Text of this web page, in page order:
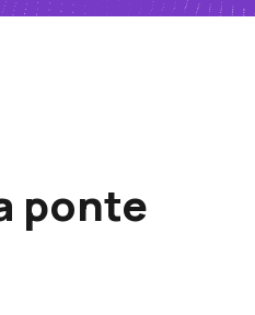
ponte